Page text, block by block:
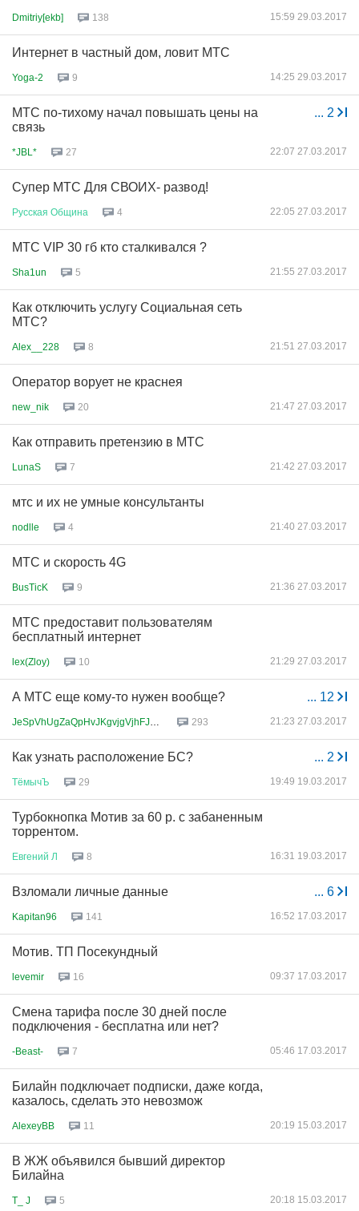
Dmitriy[ekb] 138 15:59 29.03.2017
Интернет в частный дом, ловит МТС
Yoga-2 9 14:25 29.03.2017
... 2
МТС по-тихому начал повышать цены на
связь
*JBL* 27 22:07 27.03.2017
Супер МТС Для СВОИХ- развод!
Русская Община 4 22:05 27.03.2017
МТС VIP 30 гб кто сталкивался ?
Sha1un 5 21:55 27.03.2017
Как отключить услугу Социальная сеть
МТС?
Alex__228 8 21:51 27.03.2017
Оператор ворует не краснея
new_nik 20 21:47 27.03.2017
Как отправить претензию в МТС
LunaS 7 21:42 27.03.2017
мтс и их не умные консультанты
nodlle 4 21:40 27.03.2017
МТС и скорость 4G
BusTicK 9 21:36 27.03.2017
МТС предоставит пользователям
бесплатный интернет
lex(Zloy) 10 21:29 27.03.2017
... 12
А МТС еще кому-то нужен вообще?
293 21:23 27.03.2017
... 2
Как узнать расположение БС?
ТёмычЪ 29 19:49 19.03.2017
Турбокнопка Мотив за 60 р. с забаненным
торрентом.
Евгений Л 8 16:31 19.03.2017
... 6
Взломали личные данные
Kapitan96 141 16:52 17.03.2017
Мотив. ТП Посекундный
levemir 16 09:37 17.03.2017
Смена тарифа после 30 дней после
подключения - бесплатна или нет?
-Beast- 7 05:46 17.03.2017
Билайн подключает подписки, даже когда,
казалось, сделать это невозмож
AlexeyBB 11 20:19 15.03.2017
В ЖЖ объявился бывший директор
Билайна
T_ J 5 20:18 15.03.2017